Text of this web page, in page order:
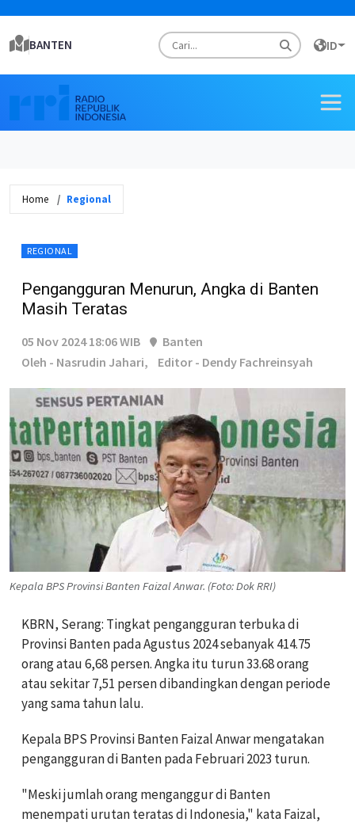
BANTEN ID
Home Regional
REGIONAL
Pengangguran Menurun, Angka di Banten
Masih Teratas
05 Nov 2024 18:06 WIB
Banten
Oleh - Nasrudin Jahari,
Editor - Dendy Fachreinsyah
Kepala BPS Provinsi Banten Faizal Anwar. (Foto: Dok RRI)
KBRN, Serang: Tingkat pengangguran terbuka di
Provinsi Banten pada Agustus 2024 sebanyak 414.75
orang atau 6,68 persen. Angka itu turun 33.68 orang
atau sekitar 7,51 persen dibandingkan dengan periode
yang sama tahun lalu.
Kepala BPS Provinsi Banten Faizal Anwar mengatakan
pengangguran di Banten pada Februari 2023 turun.
"Meski jumlah orang menganggur di Banten
menempati urutan teratas di Indonesia," kata Faizal,